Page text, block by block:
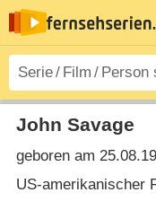
John Savage
geboren am
US-amerikanischer